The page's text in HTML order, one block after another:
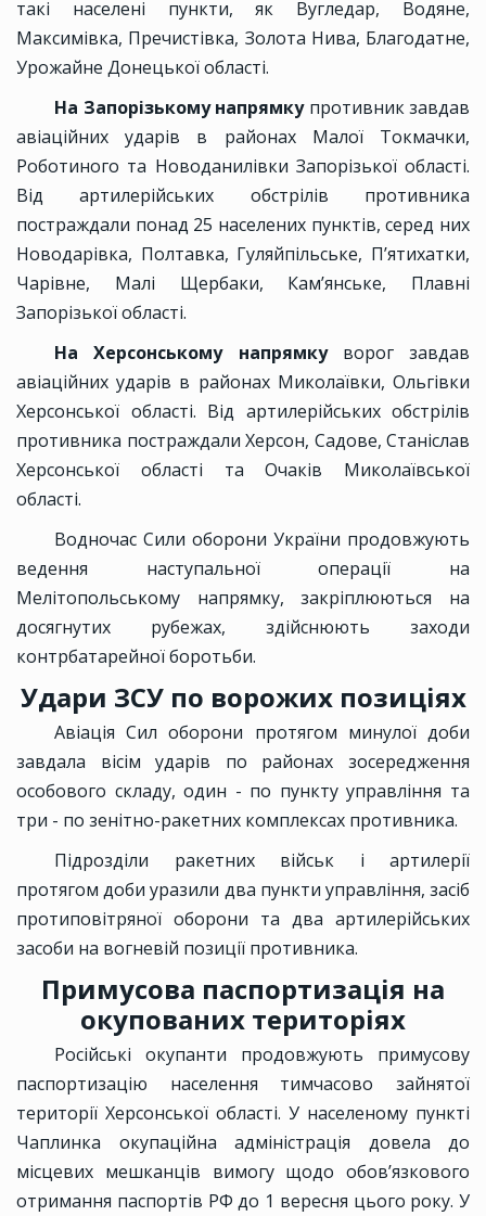
такі населені пункти, як Вугледар, Водяне,
Максимівка, Пречистівка, Золота Нива, Благодатне,
Урожайне Донецької області.
На Запорізькому напрямкупротивник завдав
авіаційних ударів в районах Малої Токмачки,
Роботиного та Новоданилівки Запорізької області.
Від артилерійських обстрілів противника
постраждали понад 25 населених пунктів, серед них
Новодарівка, Полтавка, Гуляйпільське, П’ятихатки,
Чарівне, Малі Щербаки, Кам’янське, Плавні
Запорізької області.
На Херсонському напрямкуворог завдав
авіаційних ударів в районах Миколаївки, Ольгівки
Херсонської області. Від артилерійських обстрілів
противника постраждали Херсон, Садове, Станіслав
Херсонської області та Очаків Миколаївської
області.
Водночас Сили оборони України продовжують
ведення наступальної операції на
Мелітопольському напрямку, закріплюються на
досягнутих рубежах, здійснюють заходи
контрбатарейної боротьби.
Удари ЗСУ по ворожих позиціях
Авіація Сил оборони протягом минулої доби
завдала вісім ударів по районах зосередження
особового складу, один - по пункту управління та
три - по зенітно-ракетних комплексах противника.
Підрозділи ракетних військ і артилерії
протягом доби уразили два пункти управління, засіб
протиповітряної оборони та два артилерійських
засоби на вогневій позиції противника.
Примусова паспортизація на
окупованих територіях
Російські окупанти продовжують примусову
паспортизацію населення тимчасово зайнятої
території Херсонської області. У населеному пункті
Чаплинка окупаційна адміністрація довела до
місцевих мешканців вимогу щодо обов’язкового
отримання паспортів РФ до 1 вересня цього року. У